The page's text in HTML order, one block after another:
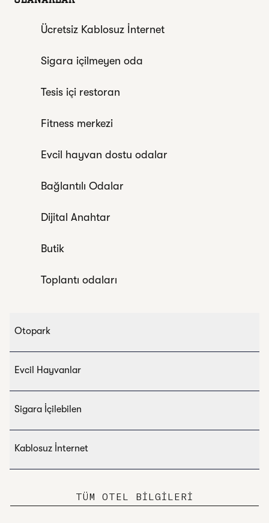
Ücretsiz Kablosuz İnternet
Sigara içilmeyen oda
Tesis içi restoran
Fitness merkezi
Evcil hayvan dostu odalar
Bağlantılı Odalar
Dijital Anahtar
Butik
Toplantı odaları
Otopark
Evcil Hayvanlar
Sigara İçilebilen
Kablosuz İnternet
TÜM OTEL BILGILERI